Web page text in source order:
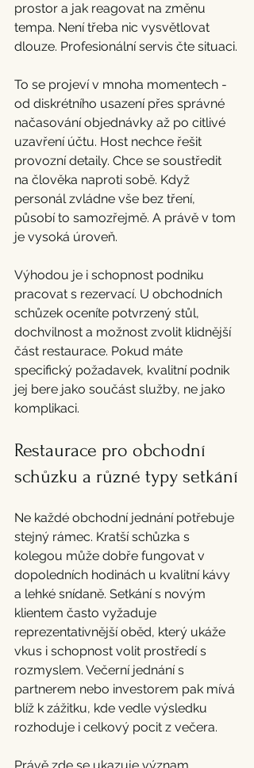
prostor a jak reagovat na změnu
tempa. Není třeba nic vysvětlovat
dlouze. Profesionální servis čte situaci.
To se projeví v mnoha momentech -
od diskrétního usazení přes správné
načasování objednávky až po citlivé
uzavření účtu. Host nechce řešit
provozní detaily. Chce se soustředit
na člověka naproti sobě. Když
personál zvládne vše bez tření,
působí to samozřejmě. A právě v tom
je vysoká úroveň.
Výhodou je i schopnost podniku
pracovat s rezervací. U obchodních
schůzek oceníte potvrzený stůl,
dochvilnost a možnost zvolit klidnější
část restaurace. Pokud máte
specifický požadavek, kvalitní podnik
jej bere jako součást služby, ne jako
komplikaci.
Restaurace pro obchodní
schůzku a různé typy setkání
Ne každé obchodní jednání potřebuje
stejný rámec. Kratší schůzka s
kolegou může dobře fungovat v
dopoledních hodinách u kvalitní kávy
a lehké snídaně. Setkání s novým
klientem často vyžaduje
reprezentativnější oběd, který ukáže
vkus i schopnost volit prostředí s
rozmyslem. Večerní jednání s
partnerem nebo investorem pak mívá
blíž k zážitku, kde vedle výsledku
rozhoduje i celkový pocit z večera.